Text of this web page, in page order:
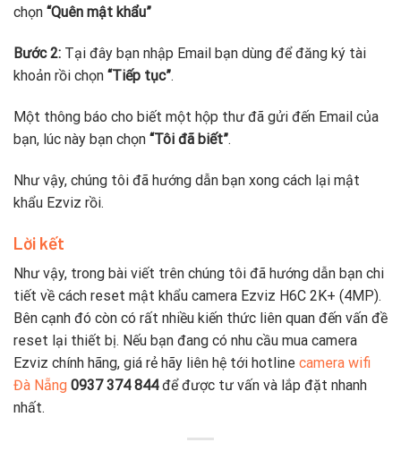
chọn “Quên mật khẩu”
Bước 2: Tại đây bạn nhập Email bạn dùng để đăng ký tài
khoản rồi chọn “Tiếp tục”.
Một thông báo cho biết một hộp thư đã gửi đến Email của
bạn, lúc này bạn chọn “Tôi đã biết”.
Như vậy, chúng tôi đã hướng dẫn bạn xong cách lại mật
khẩu Ezviz rồi.
Lời kết
Như vậy, trong bài viết trên chúng tôi đã hướng dẫn bạn chi
tiết về cách reset mật khẩu camera Ezviz H6C 2K+ (4MP).
Bên cạnh đó còn có rất nhiều kiến thức liên quan đến vấn đề
reset lại thiết bị. Nếu bạn đang có nhu cầu mua camera
Ezviz chính hãng, giá rẻ hãy liên hệ tới hotline camera wifi
Đà Nẵng 0937 374 844để được tư vấn và lắp đặt nhanh
nhất.